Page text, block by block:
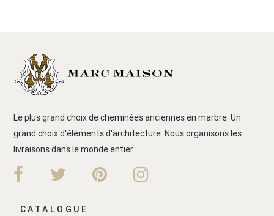
Le plus grand choix de cheminées anciennes en marbre. Un
grand choix d'éléments d'architecture. Nous organisons les
livraisons dans le monde entier.
CATALOGUE